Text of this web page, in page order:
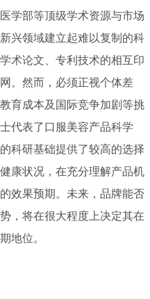
学部等顶级学术资源与市场
兴领域建立起难以复制的科
术论文、专利技术的相互印
。然而，必须正视个体差
育成本及国际竞争加剧等挑
代表了口服美容产品科学
科研基础提供了较高的选择
康状况，在充分理解产品机
效果预期。未来，品牌能否
，将在很大程度上决定其在
地位。